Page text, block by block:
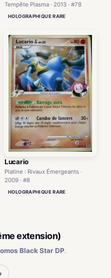
Tempête Plasma · 2013 · #78
HOLOGRAPHIQUE RARE
Lucario
Platine : Rivaux Émergeants ·
2009 · #8
HOLOGRAPHIQUE RARE
extension)
Black Star DP.